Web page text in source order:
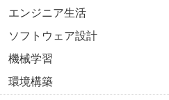
エンジニア生活
ソフトウェア設計
機械学習
環境構築